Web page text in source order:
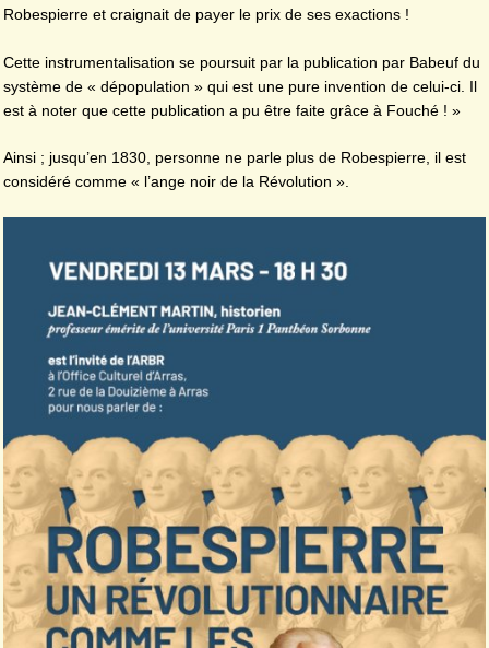
Robespierre et craignait de payer le prix de ses exactions !
Cette instrumentalisation se poursuit par la publication par Babeuf du
système de « dépopulation » qui est une pure invention de celui-ci. Il
est à noter que cette publication a pu être faite grâce à Fouché ! »
Ainsi ; jusqu’en 1830, personne ne parle plus de Robespierre, il est
considéré comme « l’ange noir de la Révolution ».